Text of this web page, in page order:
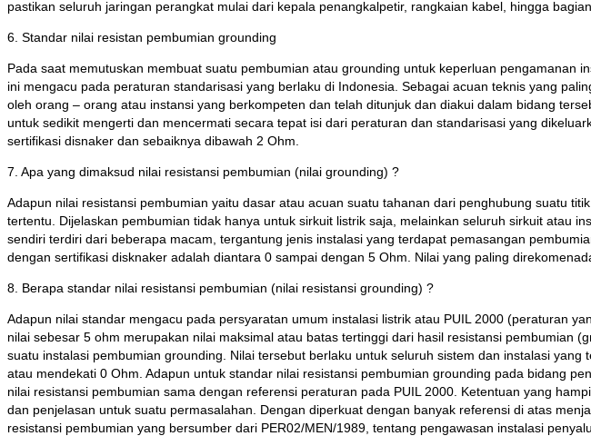
pastikan seluruh jaringan perangkat mulai dari kepala penangkalpetir, rangkaian kabel, hingga
6. Standar nilai resistan pembumian grounding
Pada saat memutuskan membuat suatu pembumian atau grounding untuk keperluan
ini mengacu pada peraturan standarisasi yang berlaku di Indonesia. Sebagai acuan teknis yang
oleh orang – orang atau instansi yang berkompeten dan telah ditunjuk dan diakui dalam bidang
untuk sedikit mengerti dan mencermati secara tepat isi dari peraturan dan standarisasi yang
sertifikasi disnaker dan sebaiknya dibawah 2 Ohm.
7. Apa yang dimaksud nilai resistansi pembumian (nilai grounding) ?
Adapun nilai resistansi pembumian yaitu dasar atau acuan suatu tahanan dari penghubung suatu
tertentu. Dijelaskan pembumian tidak hanya untuk sirkuit listrik saja, melainkan seluruh sirkuit atau
sendiri terdiri dari beberapa macam, tergantung jenis instalasi yang terdapat pemasangan
dengan sertifikasi disknaker adalah diantara 0 sampai dengan 5 Ohm. Nilai yang paling
8. Berapa standar nilai resistansi pembumian (nilai resistansi grounding) ?
Adapun nilai standar mengacu pada persyaratan umum instalasi listrik atau PUIL 2000 (peraturan
nilai sebesar 5 ohm merupakan nilai maksimal atau batas tertinggi dari hasil resistansi
suatu instalasi pembumian grounding. Nilai tersebut berlaku untuk seluruh sistem dan instalasi
atau mendekati 0 Ohm. Adapun untuk standar nilai resistansi pembumian grounding pada bidang
nilai resistansi pembumian sama dengan referensi peraturan pada PUIL 2000. Ketentuan yang
dan penjelasan untuk suatu permasalahan. Dengan diperkuat dengan banyak referensi di atas
resistansi pembumian yang bersumber dari PER02/MEN/1989, tentang pengawasan instalasi